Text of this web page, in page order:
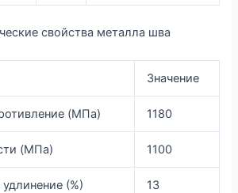
свойства металла шва
Значение
(МПа) 1180
(МПа) 1100
(%) 13